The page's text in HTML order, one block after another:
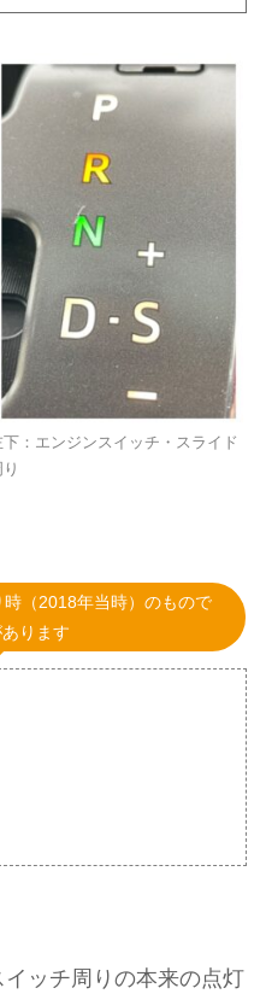
エンジンスイッチ・スライド
（2018年当時）のもので
ります
ッチ周りの本来の点灯